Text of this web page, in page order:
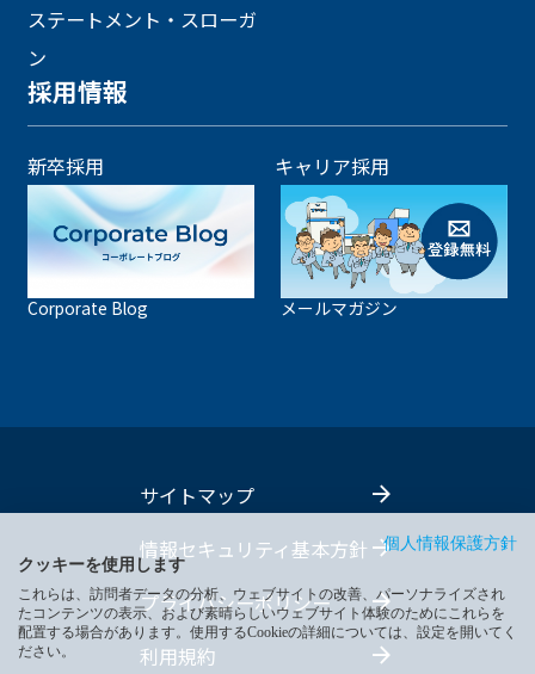
ステートメント・スローガ
ン
採用情報
新卒採用 キャリア採用
Corporate Blog メールマガジン
サイトマップ
情報セキュリティ基本方針
プライバシーポリシー
利用規約
個人情報保護方針
クッキーを使用します
これらは、訪問者データの分析、ウェブサイトの改善、パーソナライズされ
たコンテンツの表示、および素晴らしいウェブサイト体験のためにこれらを
配置する場合があります。使用するCookieの詳細については、設定を開いてく
ださい。